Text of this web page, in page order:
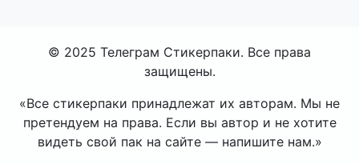
© 2025 Телеграм Стикерпаки. Все права
защищены.
«Все стикерпаки принадлежат их авторам. Мы не
претендуем на права. Если вы автор и не хотите
видеть свой пак на сайте — напишите нам.»